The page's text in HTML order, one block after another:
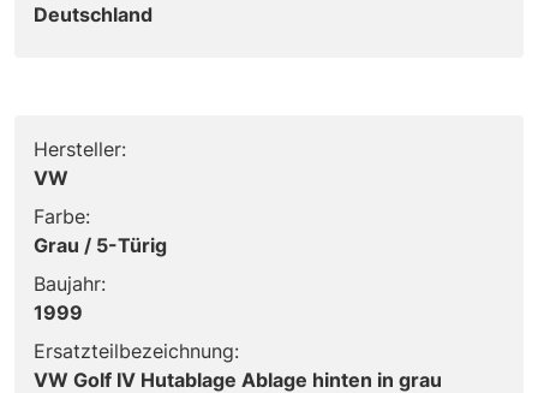
Deutschland
Hersteller:
VW
Farbe:
Grau / 5-Türig
Baujahr:
1999
Ersatzteilbezeichnung:
VW Golf IV Hutablage Ablage hinten in grau